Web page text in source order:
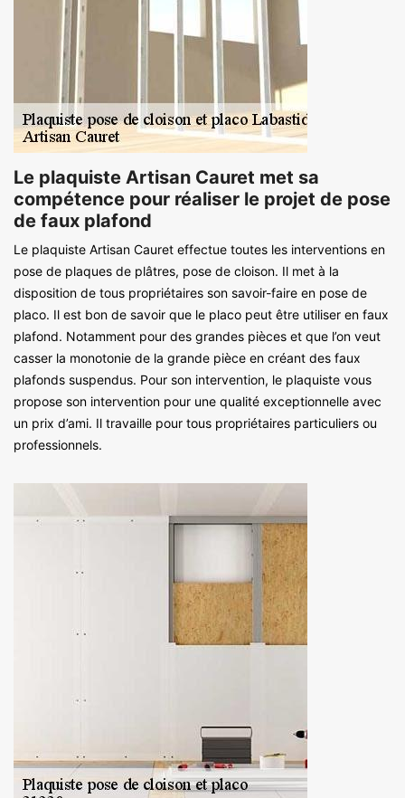
Le plaquiste Artisan Cauret met sa
compétence pour réaliser le projet de pose
de faux plafond
Le plaquiste Artisan Cauret effectue toutes les interventions en
pose de plaques de plâtres, pose de cloison. Il met à la
disposition de tous propriétaires son savoir-faire en pose de
placo. Il est bon de savoir que le placo peut être utiliser en faux
plafond. Notamment pour des grandes pièces et que l’on veut
casser la monotonie de la grande pièce en créant des faux
plafonds suspendus. Pour son intervention, le plaquiste vous
propose son intervention pour une qualité exceptionnelle avec
un prix d’ami. Il travaille pour tous propriétaires particuliers ou
professionnels.